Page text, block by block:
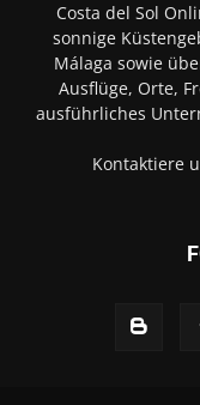
Costa del Sol
sonnige
Málaga sowie
Ausflüge, Orte,
ausführliches
Kontaktiere